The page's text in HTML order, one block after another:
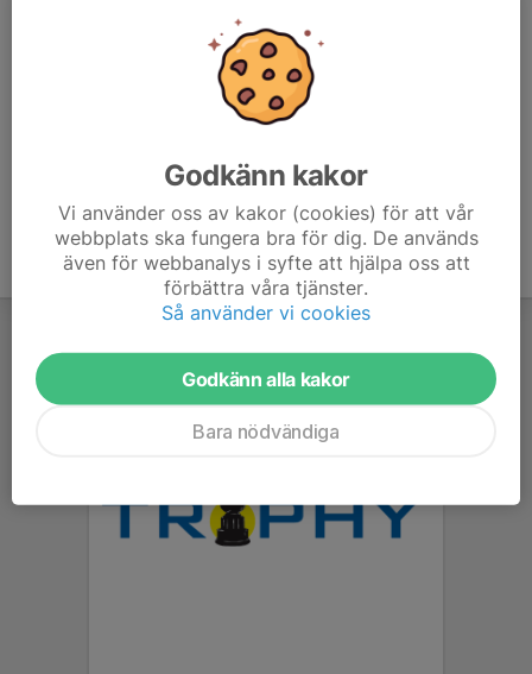
Godkänn kakor
Vi använder oss av kakor (cookies) för att vår
webbplats ska fungera bra för dig. De används
även för webbanalys i syfte att hjälpa oss att
förbättra våra tjänster.
Så använder vi cookies
Godkänn alla kakor
Bara nödvändiga